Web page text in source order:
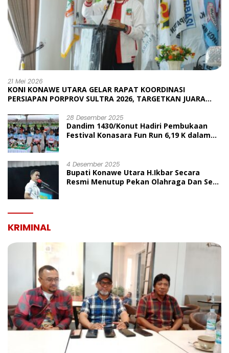
21 Mei 2026
KONI KONAWE UTARA GELAR RAPAT KOORDINASI
PERSIAPAN PORPROV SULTRA 2026, TARGETKAN JUARA
28 Desember 2025
Dandim 1430/Konut Hadiri Pembukaan
Festival Konasara Fun Run 6,19 K dalam
4 Desember 2025
Bupati Konawe Utara H.Ikbar Secara
Resmi Menutup Pekan Olahraga Dan Seni
KRIMINAL